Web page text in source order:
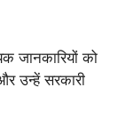
जानकारियों को
उन्हें सरकारी